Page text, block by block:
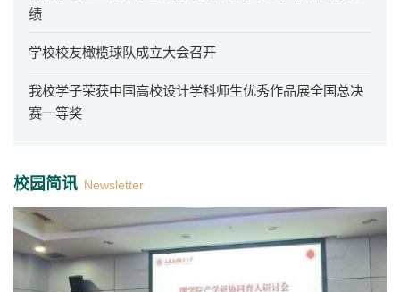
绩
学校校友橄榄球队成立大会召开
我校学子荣获中国高校设计学科师生优秀作品展全国总决
赛一等奖
校园简讯 Newsletter